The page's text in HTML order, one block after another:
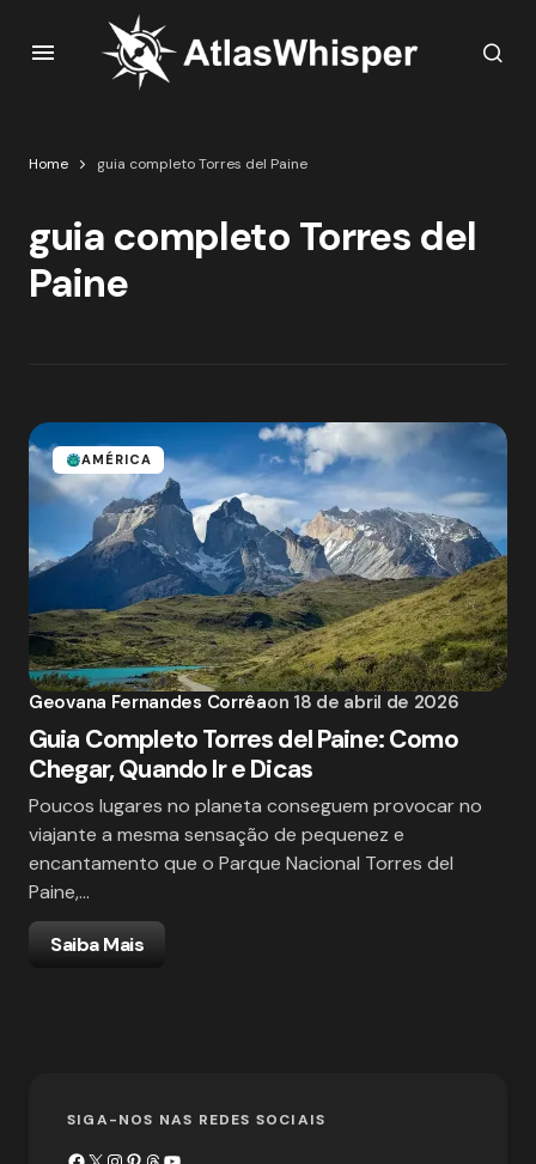
Home guia completo Torres del Paine
guia completo Torres del
Paine
AMÉRICA
Geovana Fernandes Corrêaon 18 de abril de 2026
Guia Completo Torres del Paine: Como
Chegar, Quando Ir e Dicas
Poucos lugares no planeta conseguem provocar no
viajante a mesma sensação de pequenez e
encantamento que o Parque Nacional Torres del
Paine,…
Saiba Mais
SIGA-NOS NAS REDES SOCIAIS